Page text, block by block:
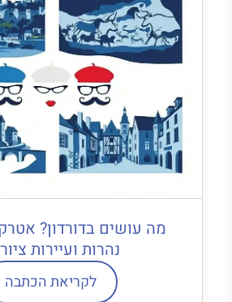
מה עושים בדורדון?
נהרות ועיירות
לקריאת הכתבה